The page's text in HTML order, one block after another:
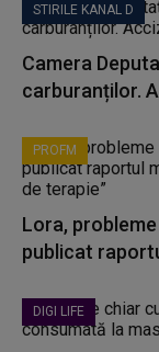
STIRILE KANAL D
Camera
carburanților.
PROFM
Lora,
publicat
DIGI LIFE